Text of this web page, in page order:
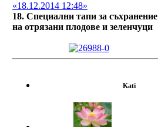
«18.12.2014 12:48»
18. Специални тапи за съхранение
на отрязани плодове и зеленчуци
Kati